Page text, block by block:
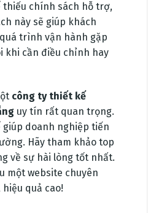
thiếu chính sách hỗ trợ,
này sẽ giúp khách
trình vận hành gặp
khi cần điều chỉnh hay
công ty thiết kế
uy tín rất quan trọng.
giúp doanh nghiệp tiến
Hãy tham khảo top
về sự hài lòng tốt nhất.
một website chuyên
quả cao!